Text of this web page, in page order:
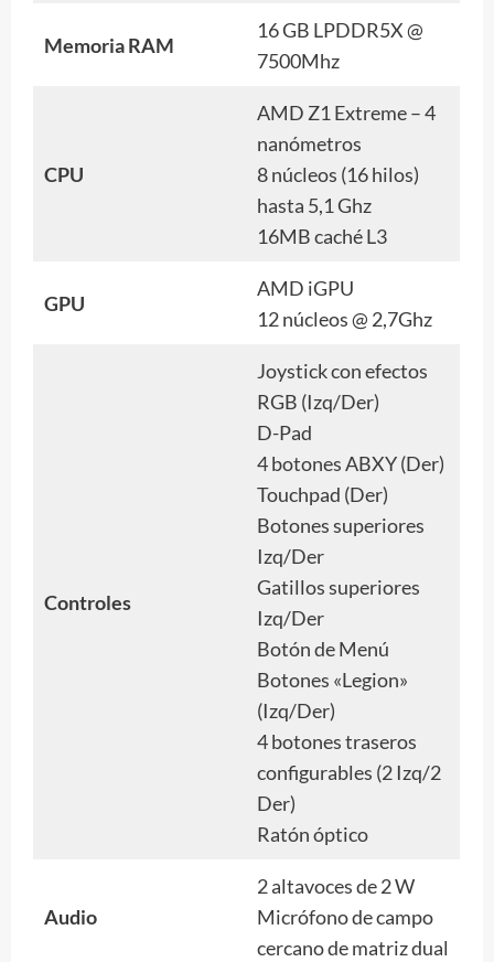
Memoria RAM
16 GB LPDDR5X @
7500Mhz
CPU
AMD Z1 Extreme – 4
nanómetros
8 núcleos (16 hilos)
hasta 5,1 Ghz
16MB caché L3
GPU
AMD iGPU
12 núcleos @ 2,7Ghz
Controles
Joystick con efectos
RGB (Izq/Der)
D-Pad
4 botones ABXY (Der)
Touchpad (Der)
Botones superiores
Izq/Der
Gatillos superiores
Izq/Der
Botón de Menú
Botones «Legion»
(Izq/Der)
4 botones traseros
configurables (2 Izq/2
Der)
Ratón óptico
Audio
2 altavoces de 2 W
Micrófono de campo
cercano de matriz dual